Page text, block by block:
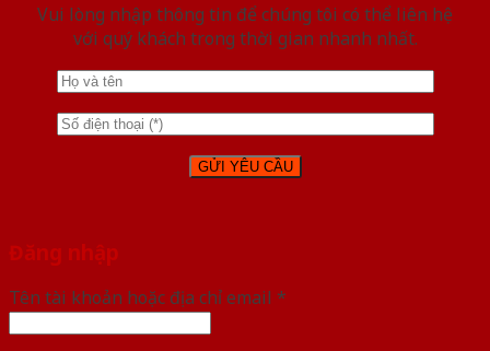
Vui lòng nhập thông tin để chúng tôi có thể liên hệ
với quý khách trong thời gian nhanh nhất.
Đăng nhập
Tên tài khoản hoặc địa chỉ email *